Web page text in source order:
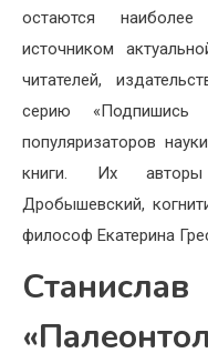
остаются
источником
читателей,
серию «Подпишись
популяризаторов
книги. Их
Дробышевский,
философ Екатерина